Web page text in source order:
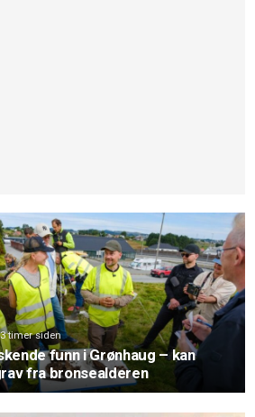
3 timer siden
funn i Grønhaug – kan
fra bronsealderen